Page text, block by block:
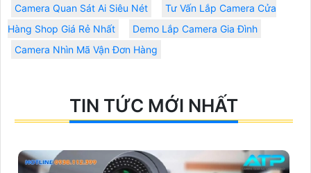
Camera Quan Sát Ai Siêu Nét
Tư Vấn Lắp Camera Cửa
Hàng Shop Giá Rẻ Nhất
Demo Lắp Camera Gia Đình
Camera Nhìn Mã Vận Đơn Hàng
TIN TỨC MỚI NHẤT